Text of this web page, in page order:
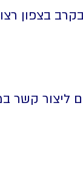
בצפון
ליצור קשר